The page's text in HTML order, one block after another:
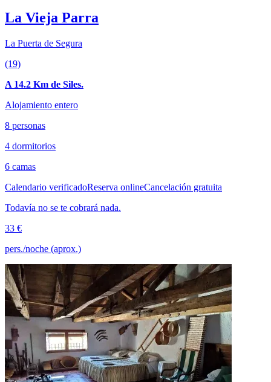
La Vieja Parra
La Puerta de Segura
(19)
A 14.2 Km de Siles.
Alojamiento entero
8 personas
4 dormitorios
6 camas
Calendario verificadoReserva onlineCancelación gratuita
Todavía no se te cobrará nada.
33 €
pers./noche (aprox.)